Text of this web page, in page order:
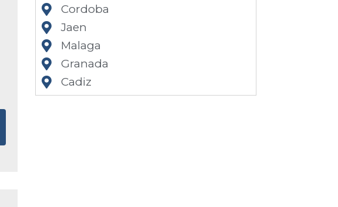
Cordoba
Jaen
Malaga
Granada
Cadiz